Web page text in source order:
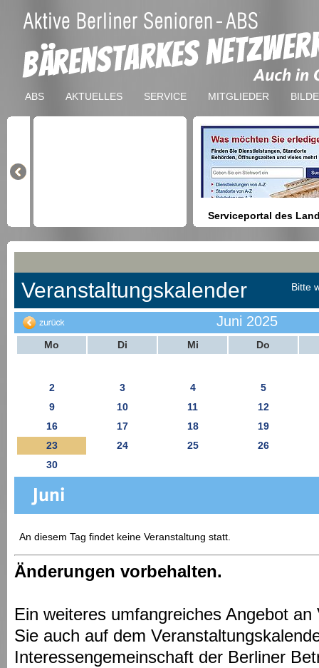
ABS AKTUELLES SERVICE MITGLIEDER
Serviceportal des
Berlin
Anmeldung bei Ämtern usw.
Veranstaltungskalender Bitte
Juni 2025
Mo Di Mi Do
2 3 4
5
9
10 11
12
16
17 18
19
23
24 25
26
30
An diesem Tag findet keine Veranstaltung statt.
Änderungen vorbehalten.
Ein weiteres umfangreiches Angebot
Sie auch auf dem
Interessengemeinschaft der Berliner